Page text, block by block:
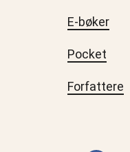
E-bøker
Pocket
Forfattere